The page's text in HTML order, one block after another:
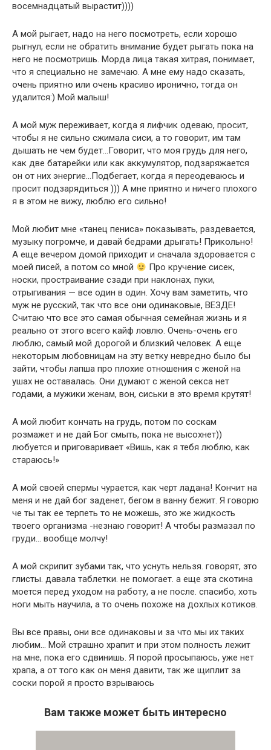
восемнадцатый вырастит))))
А мой рыгает, надо на него посмотреть, если хорошо
рыгнул, если не обратить внимание будет рыгать пока на
него не посмотришь. Mорда лица такая хитрая, понимает,
что я специально не замечаю. А мне ему надо сказать,
очень приятно или очень красиво иронично, тогда он
удалится:) Мой малыш!
А мой муж переживает, когда я лифчик одеваю, просит,
чтобы я не сильно сжимала сиси, а то говорит, им там
дышать не чем будет…Говорит, что моя грудь для него,
как две батарейки или как аккумулятор, подзаряжается
он от них энергие…Подбегает, когда я переодеваюсь и
просит подзарядиться ))) А мне приятно и ничего плохого
я в этом не вижу, люблю его сильно!
Мой любит мне «танец пениса» показывать, раздевается,
музыку погромче, и давай бедрами дрыгать! Прикольно!
А еще вечером домой приходит и сначала здоровается с
моей писей, а потом со мной
Про кручение сисек,
носки, простраивание сзади при наклонах, пуки,
отрыгивания — все один в один. Хочу вам заметить, что
муж не русский, так что все они одинаковые, ВЕЗДЕ!
Считаю что все это самая обычная семейная жизнь и я
реально от этого всего кайф ловлю. Очень-очень его
люблю, самый мой дорогой и близкий человек. А еще
некоторым любовницам на эту ветку невредно было бы
зайти, чтобы лапша про плохие отношения с женой на
ушах не оставалась. Они думают с женой секса нет
годами, а мужики женам, вон, сиськи в это время крутят!
А мой любит кончать на грудь, потом по соскам
розмажет и не дай Бог смыть, пока не высохнет))
любуется и приговаривает «Вишь, как я тебя люблю, как
стараюсь!»
А мой своей спермы чурается, как черт ладана! Кончит на
меня и не дай бог заденет, бегом в ванну бежит. Я говорю
че ты так ее терпеть то не можешь, это же жидкость
твоего организма -незнаю говорит! А чтобы размазал по
груди… вообще молчу!
А мой скрипит зубами так, что уснуть нельзя. говорят, это
глисты. давала таблетки. не помогает. а еще эта скотина
моется перед уходом на работу, а не после. спасибо, хоть
ноги мыть научила, а то очень похоже на дохлых котиков.
Вы все правы, они все одинаковы и за что мы их таких
любим… Мой страшно храпит и при этом полность лежит
на мне, пока его сдвинишь. Я порой просыпаюсь, уже нет
храпа, а от того как он меня давити, так же щиплит за
соски порой я просто взрываюсь
Вам также может быть интересно